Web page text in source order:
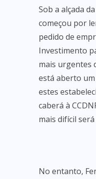
Sob a alçada
começou por
pedido de
Investimento
mais urgentes
está aberto
estes
caberá à
mais difícil
No entanto,